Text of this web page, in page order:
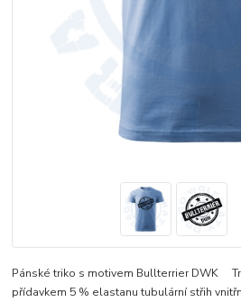
Pánské triko s motivem Bullterrier DWK
přídavkem 5 % elastanu tubulární střih